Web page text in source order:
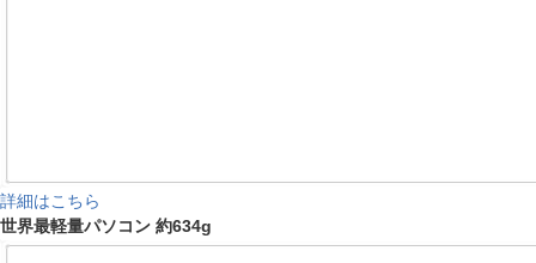
詳細はこちら
世界最軽量パソコン 約634g